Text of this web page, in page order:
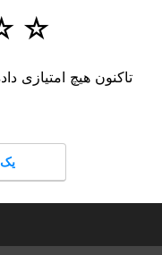
☆
تاکنون هیچ امتیازی
یک